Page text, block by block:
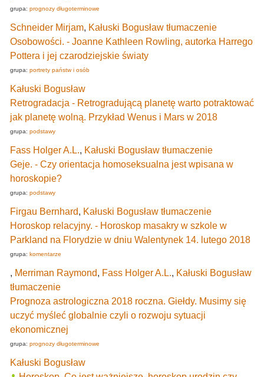
grupa: prognozy długoterminowe
Schneider Mirjam, Kałuski Bogusław tłumaczenie
Osobowości. - Joanne Kathleen Rowling, autorka Harrego
Pottera i jej czarodziejskie światy
grupa: portrety państw i osób
Kałuski Bogusław
Retrogradacja - Retrogradującą planetę warto potraktować
jak planetę wolną. Przykład Wenus i Mars w 2018
grupa: podstawy
Fass Holger A.L., Kałuski Bogusław tłumaczenie
Geje. - Czy orientacja homoseksualna jest wpisana w
horoskopie?
grupa: podstawy
Firgau Bernhard, Kałuski Bogusław tłumaczenie
Horoskop relacyjny. - Horoskop masakry w szkole w
Parkland na Florydzie w dniu Walentynek 14. lutego 2018
grupa: komentarze
, Merriman Raymond, Fass Holger A.L., Kałuski Bogusław
tłumaczenie
Prognoza astrologiczna 2018 roczna. Giełdy. Musimy się
uczyć myśleć globalnie czyli o rozwoju sytuacji
ekonomicznej
grupa: prognozy długoterminowe
Kałuski Bogusław